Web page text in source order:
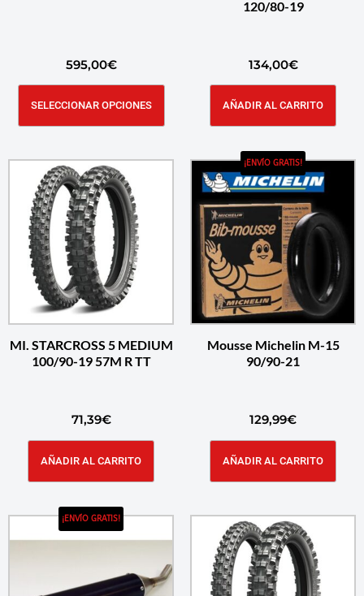
595,00€
SELECCIONAR OPCIONES
120/80-19
134,00€
AÑADIR AL CARRITO
MI. STARCROSS 5 MEDIUM
100/90-19 57M R TT
71,39€
AÑADIR AL CARRITO
¡ENVÍO GRATIS!
Mousse Michelin M-15
90/90-21
129,99€
AÑADIR AL CARRITO
¡ENVÍO GRATIS!